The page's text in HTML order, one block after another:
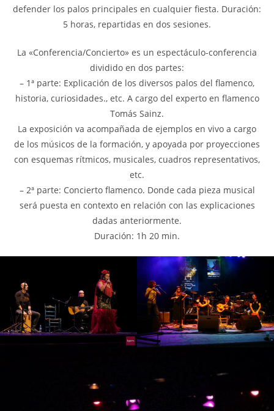
defender los palos principales en cualquier fiesta. Duración:
5 horas, repartidas en dos sesiones.
La «Conferencia/Concierto» es un espectáculo-conferencia
dividido en dos partes:
– 1ª parte: Explicación de los diversos palos del flamenco,
historia, curiosidades., etc. A cargo del experto en flamenco
Tomás Sainz.
La exposición va acompañada de ejemplos en vivo a cargo
de los músicos de la formación, y apoyada por proyecciones
con esquemas rítmicos, musicales, cuadros representativos,
etc.
– 2ª parte: Concierto flamenco. Donde cada pieza musical
será puesta en contexto en relación con las explicaciones
dadas anteriormente.
Duración: 1h 20 min.